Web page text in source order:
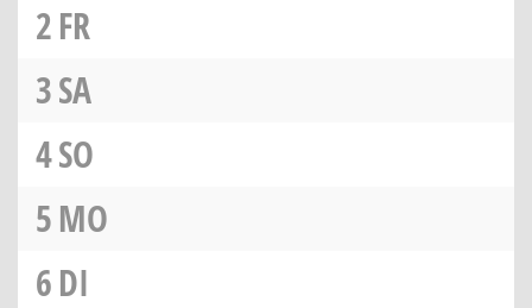
2FR
3SA
4SO
5MO
6DI